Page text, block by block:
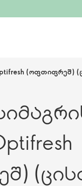
(ოფთიფრეშ)